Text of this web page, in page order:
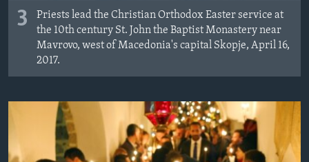
3
Priests lead the Christian Orthodox Easter service at
the 10th century St. John the Baptist Monastery near
Mavrovo, west of Macedonia's capital Skopje, April 16,
2017.